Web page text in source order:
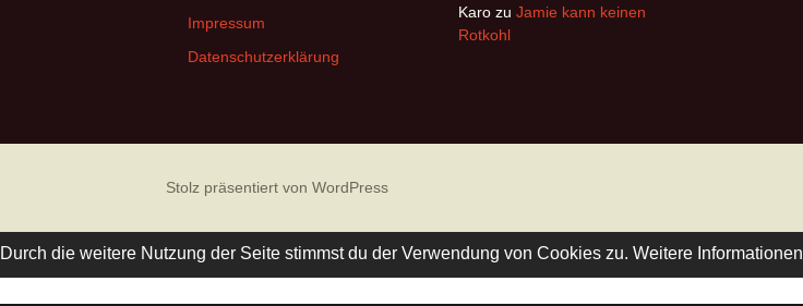
Impressum
Datenschutzerklärung
Karo zu Jamie kann keinen
Rotkohl
Stolz präsentiert von WordPress
Durch die weitere Nutzung der Seite stimmst du der Verwendung von Cookies zu. Weitere Informationen